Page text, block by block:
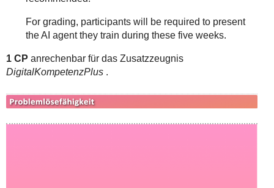
For grading, participants will be required to present
the AI agent they train during these five weeks.
1 CP anrechenbar für das Zusatzzeugnis
DigitalKompetenzPlus .